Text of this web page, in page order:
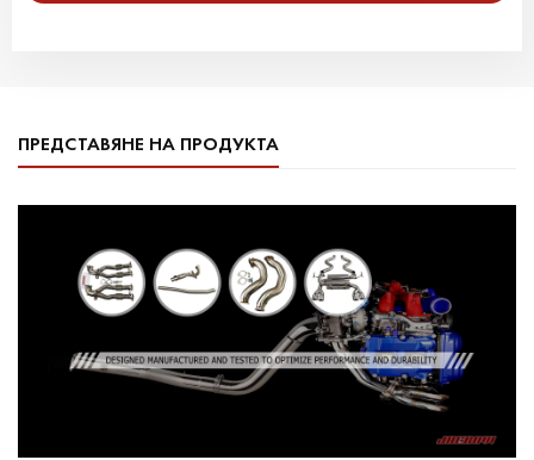
ПРЕДСТАВЯНЕ НА ПРОДУКТА